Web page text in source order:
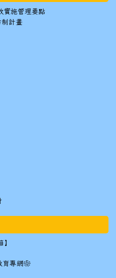
實施管理要點
制計畫
育專網❀